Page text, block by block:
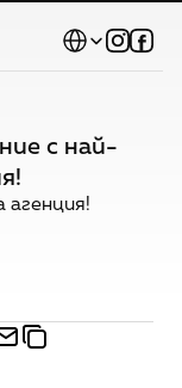
с най-
агенция!
Select Language